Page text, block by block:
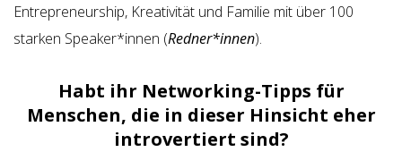
Entrepreneurship, Kreativität und Familie mit über 100
starken Speaker*innen (Redner*innen).
Habt ihr Networking-Tipps für
Menschen, die in dieser Hinsicht eher
introvertiert sind?